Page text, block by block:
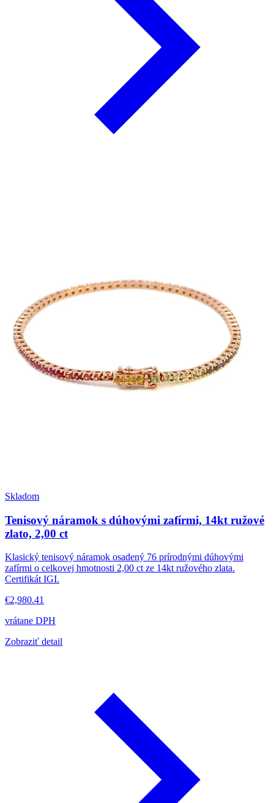
Skladom
Tenisový náramok s dúhovými zafírmi, 14kt ružové
zlato, 2,00 ct
Klasický tenisový náramok osadený 76 prírodnými dúhovými
zafírmi o celkovej hmotnosti 2,00 ct ze 14kt ružového zlata.
Certifikát IGI.
€2,980.41
vrátane DPH
Zobraziť detail